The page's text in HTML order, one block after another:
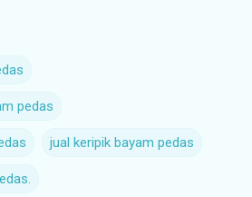
pedas
jual keripik bayam pedas